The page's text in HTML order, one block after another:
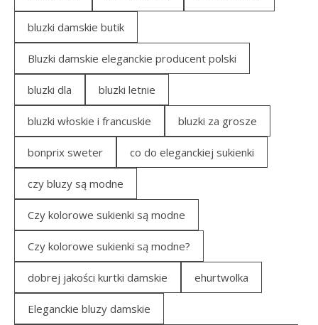
bluzki damskie butik
Bluzki damskie eleganckie producent polski
bluzki dla bluzki letnie
bluzki włoskie i francuskie bluzki za grosze
bonprix sweter co do eleganckiej sukienki
czy bluzy są modne
Czy kolorowe sukienki są modne
Czy kolorowe sukienki są modne?
dobrej jakości kurtki damskie ehurtwolka
Eleganckie bluzy damskie